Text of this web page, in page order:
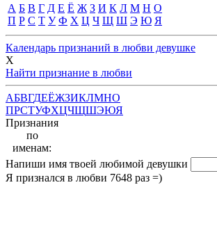
А Б В Г Д Е Ё Ж З И К Л М Н О
П Р С Т У Ф Х Ц Ч Щ Ш Э Ю Я
Календарь признаний в любви девушке
X
Найти признание в любви
АБВГДЕЁЖЗИКЛМНО
ПРСТУФХЦЧЩШЭЮЯ
Признания
по
именам:
Напиши имя твоей любимой девушки
Я признался в любви 7648 раз =)